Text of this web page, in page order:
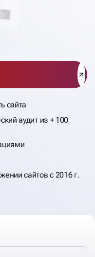
сайта
аудит из + 100
сайтов с 2016 г.